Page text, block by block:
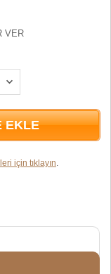
VER
EKLE
için tıklayın.